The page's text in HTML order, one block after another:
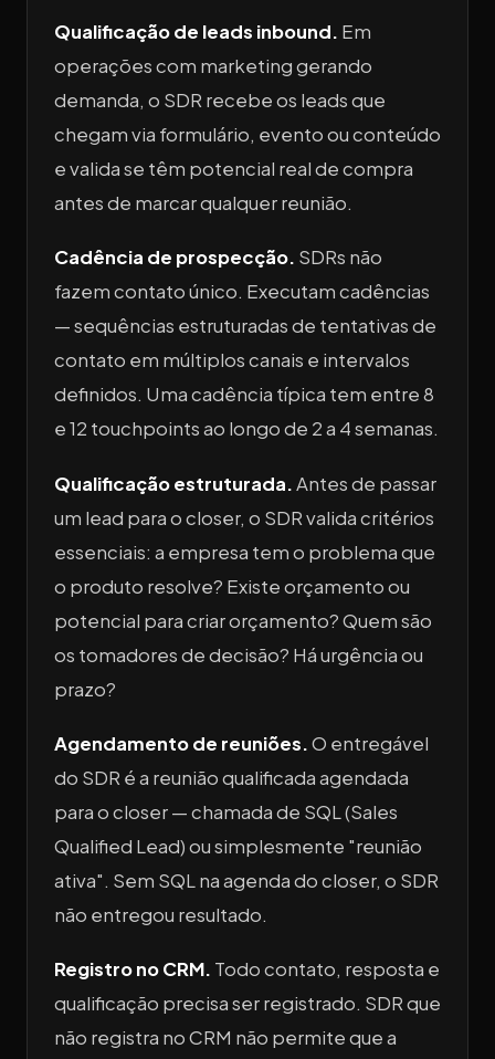
Qualificação de leads inbound. Em
operações com marketing gerando
demanda, o SDR recebe os leads que
chegam via formulário, evento ou conteúdo
e valida se têm potencial real de compra
antes de marcar qualquer reunião.
Cadência de prospecção. SDRs não
fazem contato único. Executam cadências
— sequências estruturadas de tentativas de
contato em múltiplos canais e intervalos
definidos. Uma cadência típica tem entre 8
e 12 touchpoints ao longo de 2 a 4 semanas.
Qualificação estruturada.Antes de passar
um lead para o closer, o SDR valida critérios
essenciais: a empresa tem o problema que
o produto resolve? Existe orçamento ou
potencial para criar orçamento? Quem são
os tomadores de decisão? Há urgência ou
prazo?
Agendamento de reuniões.O entregável
do SDR é a reunião qualificada agendada
para o closer — chamada de SQL (Sales
Qualified Lead) ou simplesmente "reunião
ativa". Sem SQL na agenda do closer, o SDR
não entregou resultado.
Registro no CRM. Todo contato, resposta e
qualificação precisa ser registrado. SDR que
não registra no CRM não permite que a